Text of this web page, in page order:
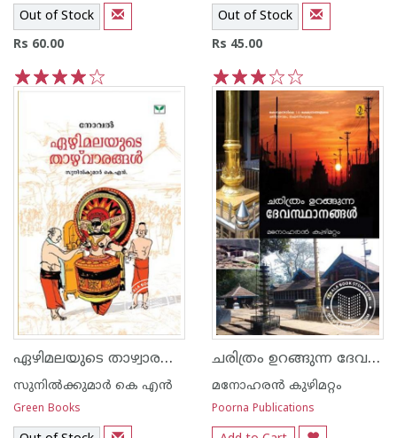
Out of Stock
Rs 60.00
1
Out of Stock
Rs 45.00
5
4
3
2
1
ഏഴിമലയുടെ താഴ്വാരങ്ങളില്‍
സുനില്‍ക്കുമാര്‍ കെ എന്‍
Green Books
ചരിത്രം ഉറങ്ങുന്ന ദേവസ്ഥാനങ്ങള്‍
മനോഹരന്‍ കുഴിമറ്റം
Poorna Publications